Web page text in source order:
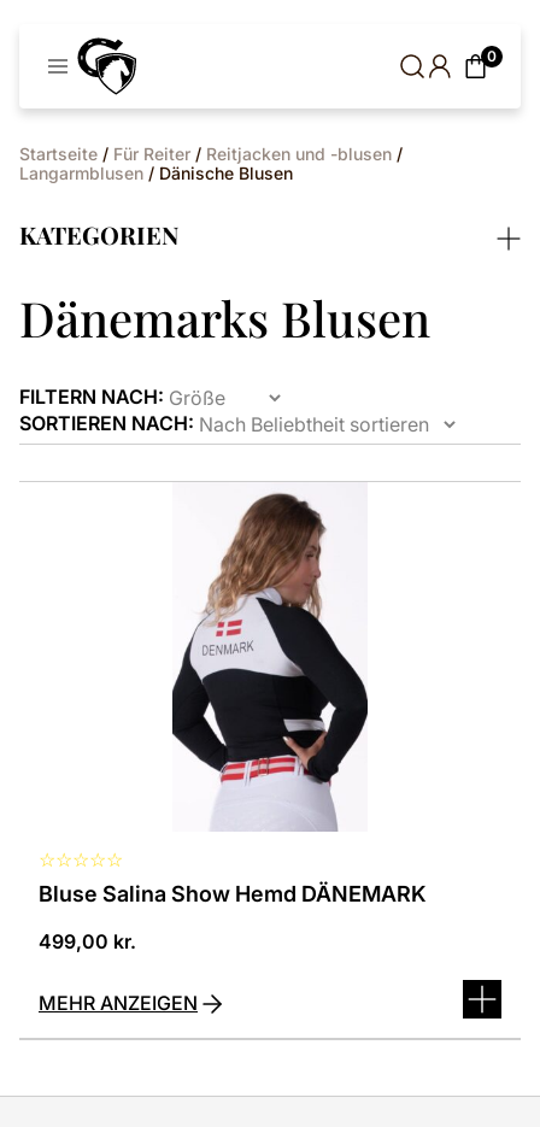
0
Startseite / Für Reiter / Reitjacken und -blusen /
Langarmblusen / Dänische Blusen
KATEGORIEN
Dänemarks Blusen
FILTERN NACH:
SORTIEREN NACH:
☆☆☆☆☆
Bluse Salina Show Hemd DÄNEMARK
499,00 kr.
MEHR ANZEIGEN